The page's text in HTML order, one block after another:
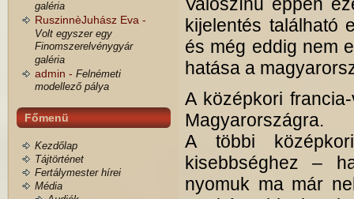
galéria
RuszinnèJuhász Eva -
Volt egyszer egy
Finomszerelvénygyár
galéria
admin - Felnémeti
modellező pálya
Főmenü
Kezdőlap
Tájtörténet
Fertálymester hírei
Média
kijelentés található
és még eddig nem
hatása a
A középkori
Magyarországra.
A többi
kisebbséghez –
nyomuk ma már